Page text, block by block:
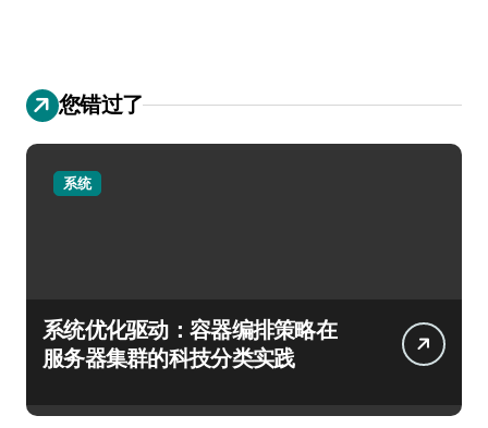
您错过了
系统
系统优化驱动：容器编排策略在
服务器集群的科技分类实践